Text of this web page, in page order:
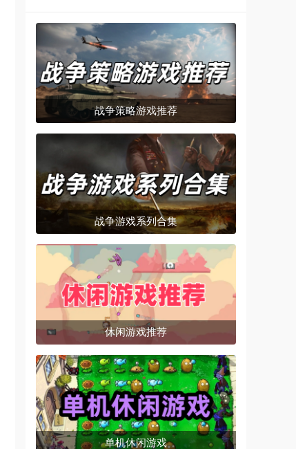
战争策略游戏推荐
战争游戏系列合集
休闲游戏推荐
单机休闲游戏